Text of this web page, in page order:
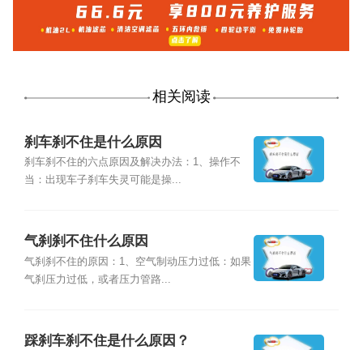
相关阅读
刹车刹不住是什么原因
刹车刹不住的六点原因及解决办法：1、操作不
当：出现车子刹车失灵可能是操...
气刹刹不住什么原因
气刹刹不住的原因：1、空气制动压力过低：如果
气刹压力过低，或者压力管路...
踩刹车刹不住是什么原因？